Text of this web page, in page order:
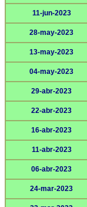
11-jun-2023
28-may-2023
13-may-2023
04-may-2023
29-abr-2023
22-abr-2023
16-abr-2023
11-abr-2023
06-abr-2023
24-mar-2023